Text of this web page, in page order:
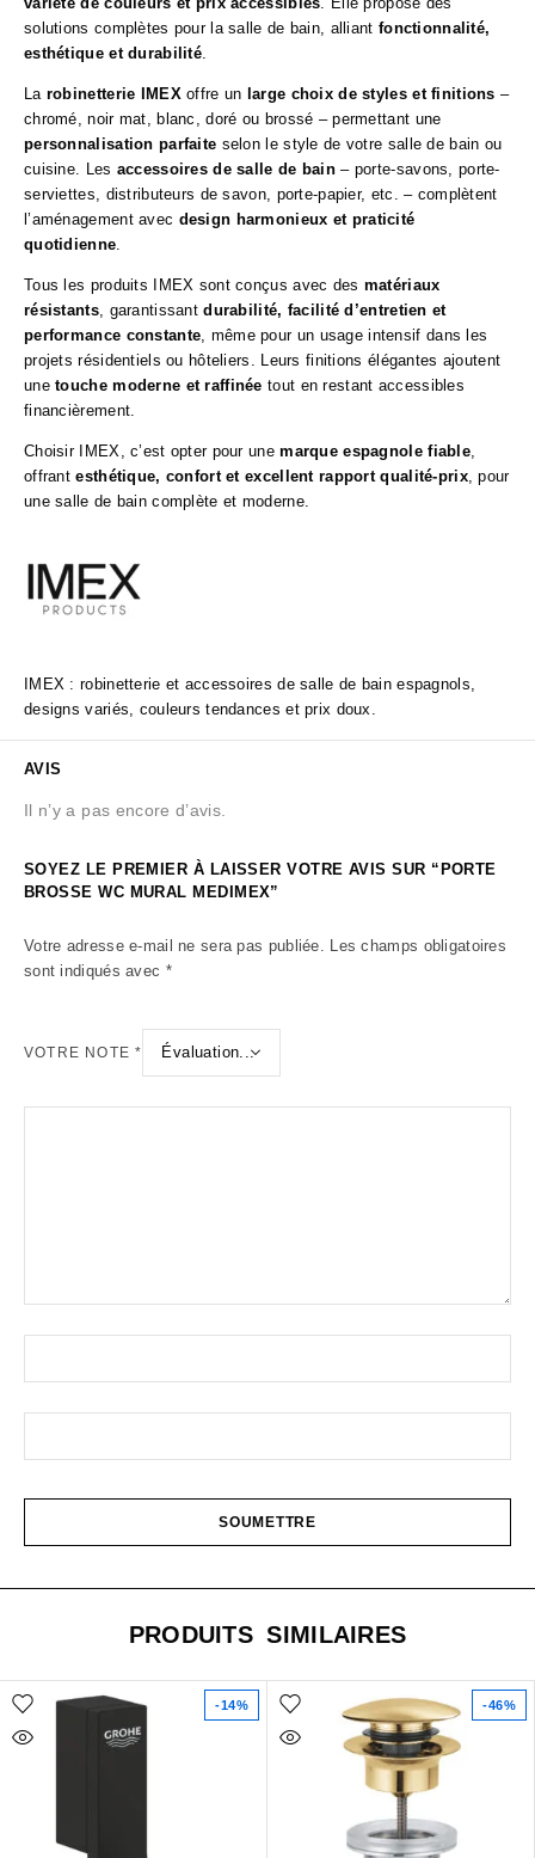
solutions complètes pour la salle de bain, alliant fonctionnalité,
esthétique et durabilité.
La robinetterie IMEXoffre un large choix de styles et finitions –
chromé, noir mat, blanc, doré ou brossé – permettant une
personnalisation parfaite selon le style de votre salle de bain ou
cuisine. Les accessoires de salle de bain – porte-savons, porte-
serviettes, distributeurs de savon, porte-papier, etc. – complètent
l’aménagement avec design harmonieux et praticité
quotidienne.
Tous les produits IMEX sont conçus avec des matériaux
résistants, garantissantdurabilité, facilité d’entretien et
performance constante, même pour un usage intensif dans les
projets résidentiels ou hôteliers. Leurs finitions élégantes ajoutent
unetouche moderne et raffinée tout en restant accessibles
financièrement.
Choisir IMEX, c’est opter pour unemarque espagnole fiable,
offrantesthétique, confort et excellent rapport qualité-prix, pour
une salle de bain complète et moderne.
IMEX : robinetterie et accessoires de salle de bain espagnols,
designs variés, couleurs tendances et prix doux.
AVIS
Il n’y a pas encore d’avis.
SOYEZ LE PREMIER À LAISSER VOTRE AVIS SUR “PORTE
BROSSE WC MURAL MEDIMEX”
Votre adresse e-mail ne sera pas publiée. Les champs obligatoires
sont indiqués avec *
VOTRE NOTE*
PRODUITS SIMILAIRES
-14% -46%